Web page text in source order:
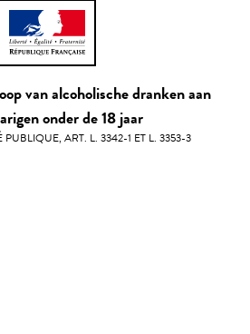
van alcoholische dranken aan
onder de 18 jaar
ART. L. 3342-1 ET L. 3353-3